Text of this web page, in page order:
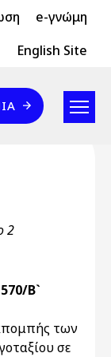
e-γνώμη
English Site
2
Β`
των
σε